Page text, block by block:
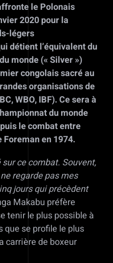
le Polonais
2020 pour la
légers
détient l’équivalent du
monde (« Silver »)
congolais sacré au
organisations de
WBO, IBF). Ce sera à
du monde
le combat entre
en 1974.
ce combat. Souvent,
regarde pas mes
jours qui précèdent
Makabu préfère
tenir le plus possible à
que se profile le plus
carrière de boxeur